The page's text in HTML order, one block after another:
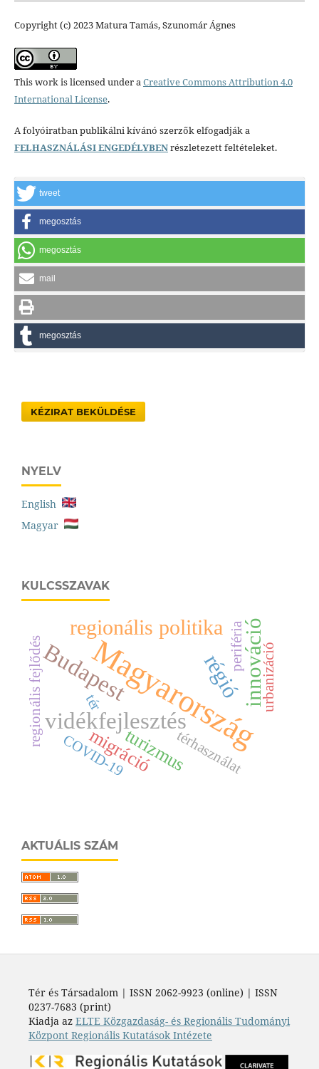
Copyright (c) 2023 Matura Tamás, Szunomár Ágnes
This work is licensed under aCreative Commons Attribution 4.0
International License.
A folyóiratban publikálni kívánó szerzők elfogadják a
FELHASZNÁLÁSI ENGEDÉLYBENrészletezett feltételeket.
tweet
megosztás
megosztás
mail
megosztás
KÉZIRAT BEKÜLDÉSE
NYELV
English
Magyar
KULCSSZAVAK
Magyarország
vidékfejlesztés
Budapest innováció
régió
regionális politika
migrációturizmus
COVID-19
regionális fejlődés urbanizáció
térhasználat
tér
periféria
AKTUÁLIS SZÁM
Tér és Társadalom | ISSN 2062-9923 (online) | ISSN
0237-7683 (print)
Kiadja az ELTE Közgazdaság- és Regionális Tudományi
Központ Regionális Kutatások Intézete